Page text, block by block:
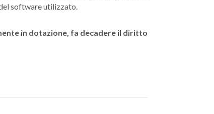
software utilizzato.
in dotazione, fa decadere il diritto